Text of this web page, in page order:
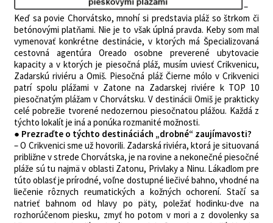
–
Keď sa povie Chorvátsko, mnohí si predstavia pláž so štrkom či
betónovými platňami. Nie je to však úplná pravda. Keby som mal
vymenovať konkrétne destinácie, v ktorých má Špecializovaná
cestovná agentúra Oreado osobne preverené ubytovacie
kapacity a v ktorých je piesočná pláž, musím uviesť Crikvenicu,
Zadarskú riviéru a Omiš. Piesočná pláž Čierne mólo v Crikvenici
patrí spolu plážami v Zatone na Zadarskej riviére k TOP 10
piesočnatým plážam v Chorvátsku. V destinácii Omiš je prakticky
celé pobrežie tvorené nedozernou piesočnatou plážou. Každá z
týchto lokalít je iná a ponúka rozmanité možnosti.
● Prezraďte o týchto destináciách „drobné“ zaujímavosti?
– O Crikvenici sme už hovorili. Zadarská riviéra, ktorá je situovaná
približne v strede Chorvátska, je na rovine a nekonečné piesočné
pláže sú tu najmä v oblasti Zatonu, Privlaky a Ninu. Lákadlom pre
túto oblasť je prírodné, voľne dostupné liečivé bahno, vhodné na
liečenie rôznych reumatických a kožných ochorení. Stačí sa
natrieť bahnom od hlavy po päty, poležať hodinku-dve na
rozhorúčenom piesku, zmyť ho potom v mori a z dovolenky sa